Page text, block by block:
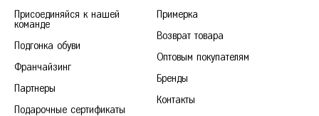
Присоединяйся к нашей
команде
Подгонка обуви
Франчайзинг
Партнеры
Подарочные сертификаты
Примерка
Возврат товара
Оптовым покупателям
Бренды
Контакты